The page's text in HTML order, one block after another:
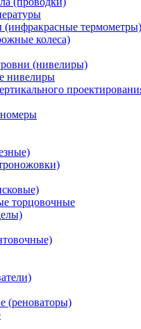
термометры)
колеса)
(нивелиры)
нивелиры
торцовочные
(реноваторы)